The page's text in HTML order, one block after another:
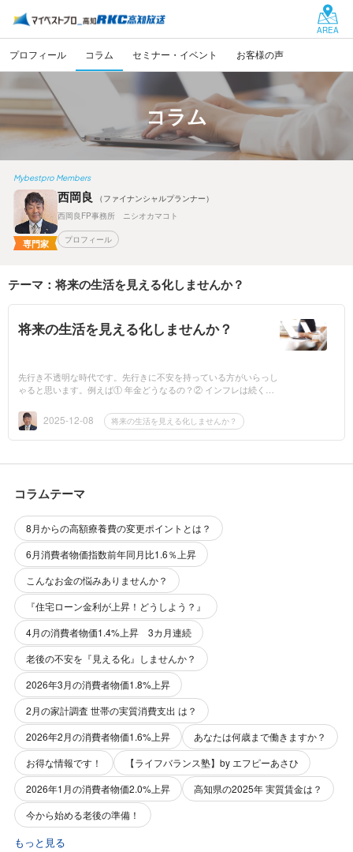
AREA
プロフィール コラム セミナー・イベント お客様の声
コラム
Mybestpro Members
専門家
西岡良
（ファイナンシャルプランナー）
西岡良FP事務所 ニシオカマコト
プロフィール
テーマ：将来の生活を見える化しませんか？
将来の生活を見える化しませんか？
先行き不透明な時代です。先行きに不安を持っている方がいらっし
ゃると思います。例えば① 年金どうなるの？② インフレは続く
見通せなく不安だ...
2025-12-08 将来の生活を見える化しませんか？
コラムテーマ
8月からの高額療養費の変更ポイントとは？
6月消費者物価指数前年同月比1.6％上昇
こんなお金の悩みありませんか？
『住宅ローン金利が上昇！どうしよう？』
4月の消費者物価1.4%上昇 3カ月連続
老後の不安を『見える化』しませんか？
2026年3月の消費者物価1.8%上昇
2月の家計調査 世帯の実質消費支出 は？
2026年2月の消費者物価1.6%上昇
あなたは何歳まで働きますか？
お得な情報です！
【ライフバランス塾】by エフピーあさひ
2026年1月の消費者物価2.0%上昇
高知県の2025年 実質賃金は？
今から始める老後の準備！
もっと見る